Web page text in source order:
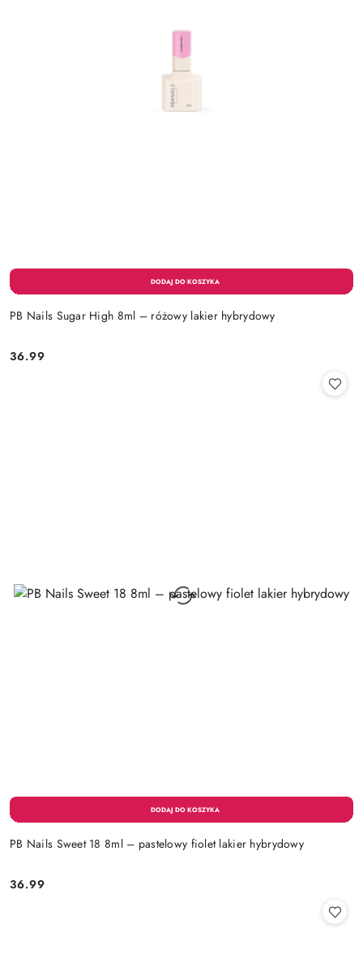
PB Nails Sugar High 8ml – różowy lakier hybrydowy
Cena:
36.99
PB Nails Sweet 18 8ml – pastelowy fiolet lakier hybrydowy
Cena:
36.99